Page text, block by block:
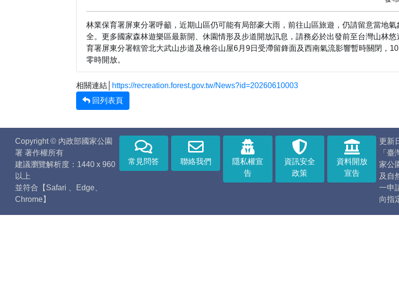
林業保育署屏東分署呼籲，近期山區仍可能有局部豪大雨，前往山區旅遊，仍請留意當地
全。更多國家森林遊樂區最新開、休園情形及步道開放訊息，請務必於出發前至台灣山林
育署屏東分署轄管北大武山步道及檜谷山屋6月9日受滯留鋒面及西南氣流影響暫時關閉，
零時開放。
相關連結│ https://recreation.forest.gov.tw/News?id=20260610003
回列表頁
Copyright © 內政部國家公園
署 著作權所有
建議瀏覽解析度：1440 x 960
以上
並符合【Safari 、Edge、
Chrome】
常見問答 聯絡我們
隱私權宣
告
資訊安全
政策
資料開放
宣告
更新
「
家公
及自
一申
向指